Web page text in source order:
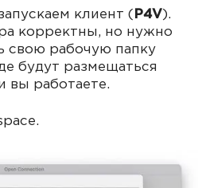
клиент ( P4V).
корректны, но нужно
свою рабочую папку
будут размещаться
вы работаете.